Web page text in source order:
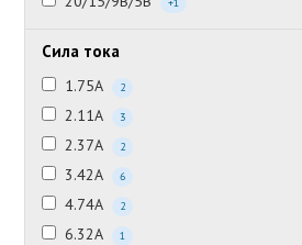
Сила тока
1.75А 2
2.11А 3
2.37А 2
3.42А 6
4.74А 2
6.32А 1